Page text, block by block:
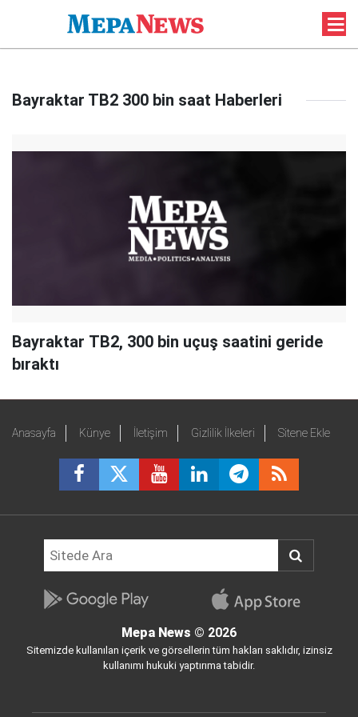
Bayraktar TB2 300 bin saat Haberleri
Bayraktar TB2, 300 bin uçuş saatini geride
bıraktı
Anasayfa Künye İletişim Gizlilik İlkeleri Sitene Ekle
Mepa News © 2026
Sitemizde kullanılan içerik ve görsellerin tüm hakları saklıdır, izinsiz
kullanımı hukuki yaptırıma tabidir.